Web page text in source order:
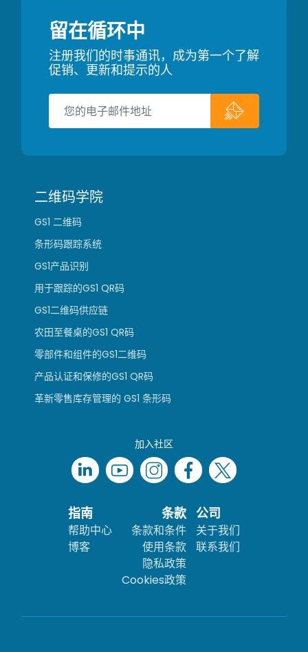
留在循环中
注册我们的时事通讯，成为第一个了解
促销、更新和提示的人
二维码学院
GS1 二维码
条形码跟踪系统
GS1产品识别
用于跟踪的GS1 QR码
GS1二维码供应链
农田至餐桌的GS1 QR码
零部件和组件的GS1二维码
产品认证和保修的GS1 QR码
革新零售库存管理的 GS1 条形码
加入社区
指南
帮助中心
博客
条款
条款和条件
使用条款
隐私政策
Cookies政策
公司
关于我们
联系我们